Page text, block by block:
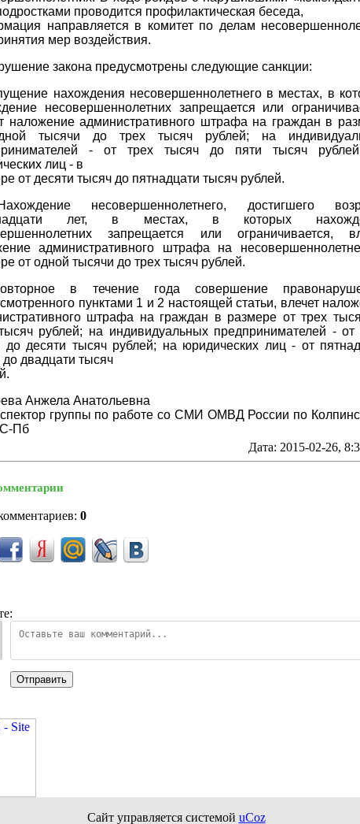
проводится профилактическая беседа,
направляется в комитет по делам
мер воздействия.
закона предусмотрены следующие санкции:
нахождения несовершеннолетнего в местах, в
несовершеннолетних запрещается или
наложение административного штрафа на граждан в
тысячи до трех тысяч рублей; на
- от трех тысяч до пяти тысяч
лиц - в
от десяти тысяч до пятнадцати тысяч рублей.
несовершеннолетнего, достигшего
лет, в местах, в которых
запрещается или ограничивается,
административного штрафа на
от одной тысячи до трех тысяч рублей.
в течение года совершение
пунктами 1 и 2 настоящей статьи, влечет
штрафа на граждан в размере от трех
рублей; на индивидуальных предпринимателей - от
до десяти тысяч рублей; на юридических лиц - от
до двадцати тысяч
Анжела Анатольевна
группы по работе со СМИ ОМВД России по
Пб
Дата: 2015-02-26,
0
Отправить
Сайт управляется системой uCoz